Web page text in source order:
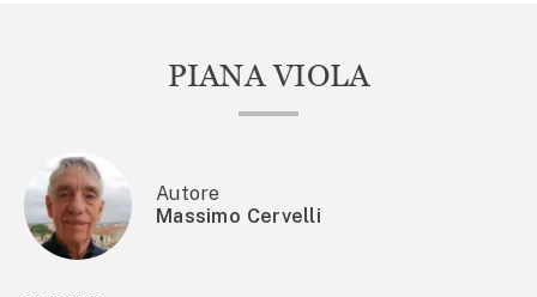
PIANA VIOLA
Autore
Massimo Cervelli